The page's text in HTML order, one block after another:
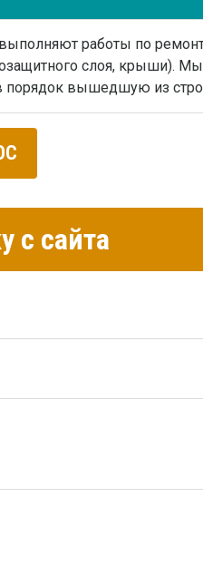
работы по
слоя, крыши).
порядок вышедшую из
с сайта